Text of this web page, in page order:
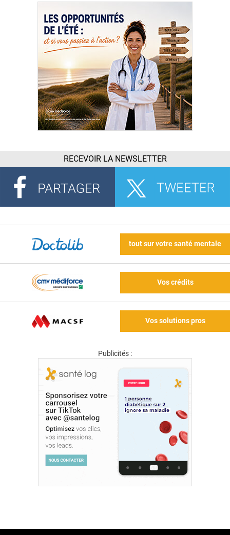
RECEVOIR LA NEWSLETTER
tout sur votre santé mentale
Vos crédits
Vos solutions pros
Publicités :